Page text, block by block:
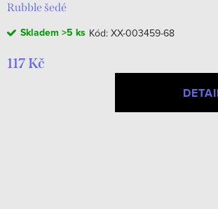
Rubble šedé
Skladem >5 ks Kód: XX-003459-68
117 Kč